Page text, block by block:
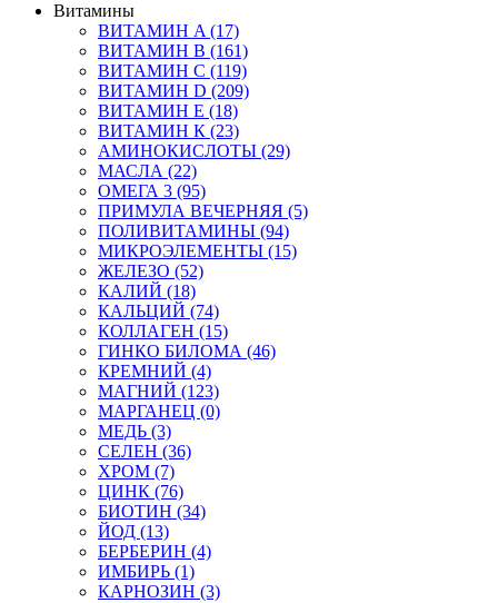
Витамины
ВИТАМИН A (17)
ВИТАМИН B (161)
ВИТАМИН С (119)
ВИТАМИН D (209)
ВИТАМИН E (18)
ВИТАМИН К (23)
АМИНОКИСЛОТЫ (29)
МАСЛА (22)
ОМЕГА 3 (95)
ПРИМУЛА ВЕЧЕРНЯЯ (5)
ПОЛИВИТАМИНЫ (94)
МИКРОЭЛЕМЕНТЫ (15)
ЖЕЛЕЗО (52)
КАЛИЙ (18)
КАЛЬЦИЙ (74)
КОЛЛАГЕН (15)
ГИНКО БИЛОМА (46)
КРЕМНИЙ (4)
МАГНИЙ (123)
МАРГАНЕЦ (0)
МЕДЬ (3)
СЕЛЕН (36)
ХРОМ (7)
ЦИНК (76)
БИОТИН (34)
ЙОД (13)
БЕРБЕРИН (4)
ИМБИРЬ (1)
КАРНОЗИН (3)